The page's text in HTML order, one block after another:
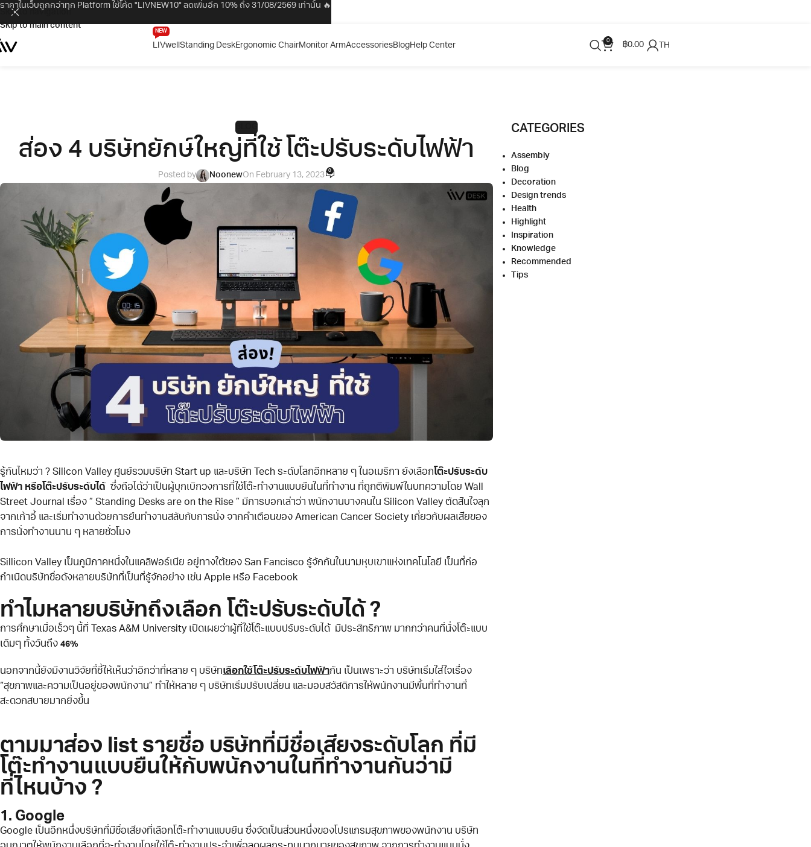
Skip to navigation
Skip to main content
LIVwell
NEW
Standing DeskErgonomic ChairMonitor ArmAccessoriesBlogHelp Center 0 ฿0.00 TH
ส่อง 4 บริษัทยักษ์ใหญ่ที่ใช้ โต๊ะปรับระดับไฟฟ้า
Posted by NoonewOn February 13, 2023 0
รู้กันไหมว่า ? Silicon Valley ศูนย์รวมบริษัท Start up และบริษัท Tech ระดับโลกอีกหลาย ๆ ในอเมริกา ยังเลือกโต๊ะปรับระดับ
ไฟฟ้า หรือโต๊ะปรับระดับได้ ซึ่งถือได้ว่าเป็นผู้บุกเบิกวงการที่ใช้โต๊ะทำงานแบบยืนในที่ทำงาน ที่ถูกตีพิมพ์ในบทความโดย Wall
Street Journal เรื่อง ” Standing Desks are on the Rise ” มีการบอกเล่าว่า พนักงานบางคนใน Silicon Valley ตัดสินใจลุก
จากเก้าอี้ และเริ่มทำงานด้วยการยืนทำงานสลับกับการนั่ง จากคำเตือนของ American Cancer Society เกี่ยวกับผลเสียของ
การนั่งทำงานนาน ๆ หลายชั่วโมง
Sillicon Valley เป็นภูมิภาคหนึ่งในแคลิฟอร์เนีย อยู่ทางใต้ของ San Fancisco รู้จักกันในนามหุบเขาแห่งเทคโนโลยี เป็นที่ก่อ
กำเนิดบริษัทชื่อดังหลายบริษัทที่เป็นที่รู้จักอย่าง เช่น Apple หรือ Facebook
ทำไมหลายบริษัทถึงเลือก โต๊ะปรับระดับได้ ?
การศึกษาเมื่อเร็วๆ นี้ที่ Texas A&M University เปิดเผยว่าผู้ที่ใช้โต๊ะแบบปรับระดับได้ มีประสิทธิภาพ มากกว่าคนที่นั่งโต๊ะแบบ
เดิมๆ ทั้งวันถึง 46%
นอกจากนี้ยังมีงานวิจัยที่ชี้ให้เห็นว่าอีกว่าที่หลาย ๆ บริษัทเลือกใช้โต๊ะปรับระดับไฟฟ้ากัน เป็นเพราะว่า บริษัทเริ่มใส่ใจเรื่อง
“สุขภาพและความเป็นอยู่ของพนักงาน” ทำให้หลาย ๆ บริษัทเริ่มปรับเปลี่ยน และมอบสวัสดิการให้พนักงานมีพื้นที่ทำงานที่
สะดวกสบายมากยิ่งขึ้น
ตามมาส่อง list รายชื่อ บริษัทที่มีชื่อเสียงระดับโลก ที่มี
โต๊ะทำงานแบบยืนให้กับพนักงานในที่ทำงานกันว่ามี
ที่ไหนบ้าง ?
1. Google
Google เป็นอีกหนึ่งบริษัทที่มีชื่อเสียงที่เลือกโต๊ะทำงานแบบยืน ซึ่งจัดเป็นส่วนหนึ่งของโปรแกรมสุขภาพของพนักงาน บริษัท
CATEGORIES
Assembly
Blog
Decoration
Design trends
Health
Highlight
Inspiration
Knowledge
Recommended
Tips
ราคาในเว็บถูกกว่าทุก Platform ใช้โค้ด "LIVNEW10" ลดเพิ่มอีก 10% ถึง 31/08/2569 เท่านั้น 🔥